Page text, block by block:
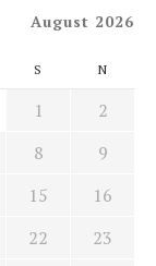
August 2026
S N
1
2
8
9
15
16
22
23